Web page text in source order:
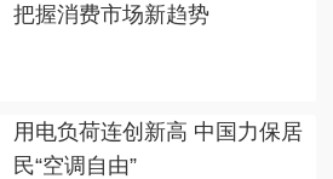
把握消费市场新趋势
用电负荷连创新高 中国力保居
民“空调自由”